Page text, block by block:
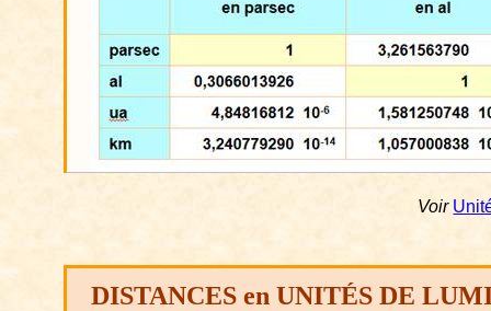
Voir
DISTANCES en UNITÉS DE